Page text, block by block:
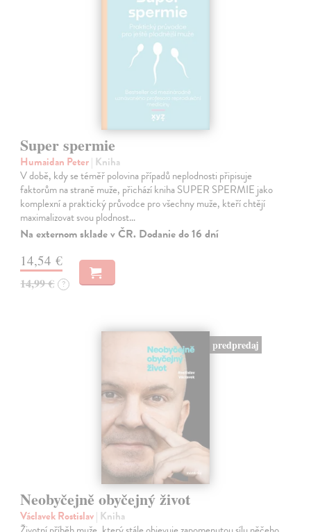
Super spermie
Humaidan Peter| Kniha
V době, kdy se téměř polovina případů neplodnosti připisuje
faktorům na straně muže, přichází kniha SUPER SPERMIE jako
komplexní a praktický průvodce pro všechny muže, kteří chtějí
maximalizovat svou plodnost…
Na externom sklade v ČR. Dodanie do 16 dní
14,54 €
14,99 € ?
predpredaj
Neobyčejně obyčejný život
Václavek Rostislav| Kniha